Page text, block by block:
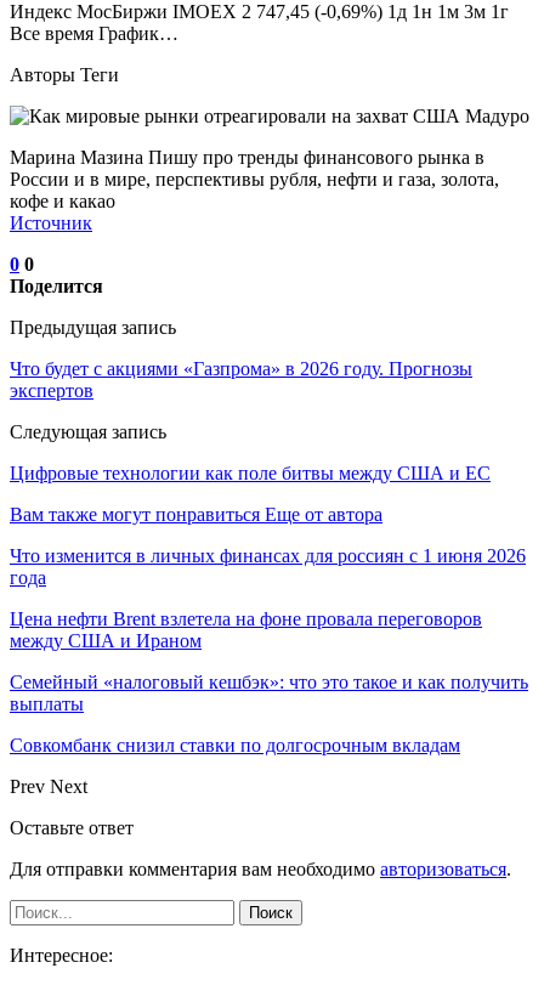
Индекс МосБиржи IMOEX 2 747,45 (-0,69%) 1д 1н 1м 3м 1г
Все время График…
Авторы Теги
Марина Мазина Пишу про тренды финансового рынка в
России и в мире, перспективы рубля, нефти и газа, золота,
кофе и какао
Источник
0 0
Поделится
Предыдущая запись
Что будет с акциями «Газпрома» в 2026 году. Прогнозы
экспертов
Следующая запись
Цифровые технологии как поле битвы между США и ЕС
Вам также могут понравиться Еще от автора
Что изменится в личных финансах для россиян с 1 июня 2026
года
Цена нефти Brent взлетела на фоне провала переговоров
между США и Ираном
Семейный «налоговый кешбэк»: что это такое и как получить
выплаты
Совкомбанк снизил ставки по долгосрочным вкладам
Prev Next
Оставьте ответ
Для отправки комментария вам необходимо авторизоваться.
Интересное: